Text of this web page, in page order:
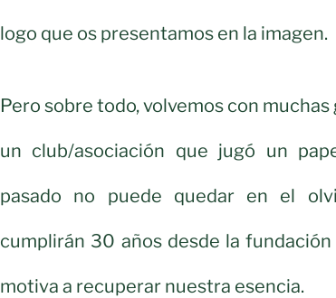
logo que os presentamos en la imagen.
Pero sobre todo, volvemos con
un club/asociación que jugó un
pasado no puede quedar en el
cumplirán 30 años desde la
motiva a recuperar nuestra esencia.